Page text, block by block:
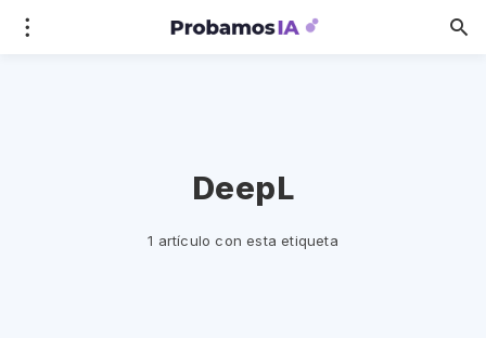
DeepL
1 artículo con esta etiqueta